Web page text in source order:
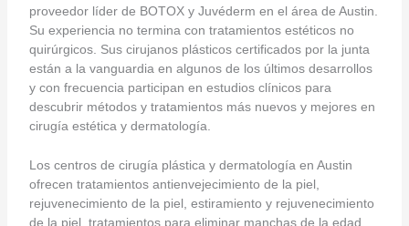
proveedor líder de BOTOX y Juvéderm en el área de Austin.
Su experiencia no termina con tratamientos estéticos no
quirúrgicos. Sus cirujanos plásticos certificados por la junta
están a la vanguardia en algunos de los últimos desarrollos
y con frecuencia participan en estudios clínicos para
descubrir métodos y tratamientos más nuevos y mejores en
cirugía estética y dermatología.
Los centros de cirugía plástica y dermatología en Austin
ofrecen tratamientos antienvejecimiento de la piel,
rejuvenecimiento de la piel, estiramiento y rejuvenecimiento
de la piel, tratamientos para eliminar manchas de la edad,